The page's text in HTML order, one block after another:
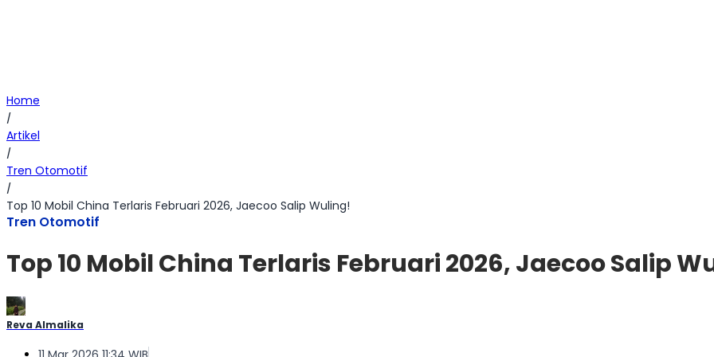
Home
/
Artikel
/
Tren Otomotif
/
Top 10 Mobil China Terlaris Februari 2026, Jaecoo Salip Wuling!
Tren Otomotif
Top 10 Mobil China Terlaris Februari 2026, Jaecoo Salip
Reva Almalika